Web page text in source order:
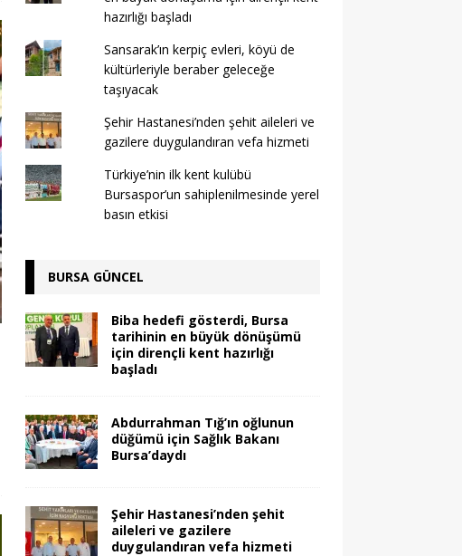
hazırlığı başladı
Sansarak’ın kerpiç evleri, köyü de
kültürleriyle beraber geleceğe
taşıyacak
Şehir Hastanesi’nden şehit aileleri ve
gazilere duygulandıran vefa hizmeti
Türkiye’nin ilk kent kulübü
Bursaspor’un sahiplenilmesinde yerel
basın etkisi
BURSA GÜNCEL
Biba hedefi gösterdi, Bursa
tarihinin en büyük dönüşümü
için dirençli kent hazırlığı
başladı
Abdurrahman Tığ’ın oğlunun
düğümü için Sağlık Bakanı
Bursa’daydı
Şehir Hastanesi’nden şehit
aileleri ve gazilere
duygulandıran vefa hizmeti